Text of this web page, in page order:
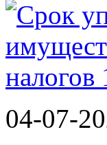
04-07-